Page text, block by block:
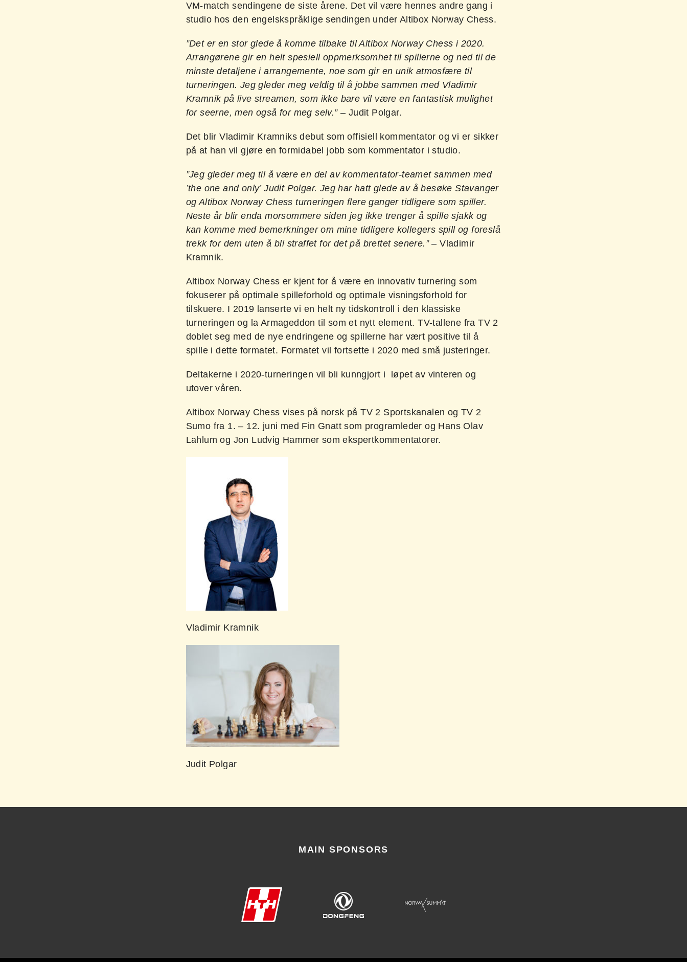
VM-match sendingene de siste årene. Det vil være hennes andre gang i
studio hos den engelskspråklige sendingen under Altibox Norway Chess.
”Det er en stor glede å komme tilbake til Altibox Norway Chess i 2020.
Arrangørene gir en helt spesiell oppmerksomhet til spillerne og ned til de
minste detaljene i arrangemente, noe som gir en unik atmosfære til
turneringen. Jeg gleder meg veldig til å jobbe sammen med Vladimir
Kramnik på live streamen, som ikke bare vil være en fantastisk mulighet
for seerne, men også for meg selv.”– Judit Polgar.
Det blir Vladimir Kramniks debut som offisiell kommentator og vi er sikker
på at han vil gjøre en formidabel jobb som kommentator i studio.
”Jeg gleder meg til å være en del av kommentator-teamet sammen med
’the one and only’ Judit Polgar. Jeg har hatt glede av å besøke Stavanger
og Altibox Norway Chess turneringen flere ganger tidligere som spiller.
Neste år blir enda morsommere siden jeg ikke trenger å spille sjakk og
kan komme med bemerkninger om mine tidligere kollegers spill og foreslå
trekk for dem uten å bli straffet for det på brettet senere.”– Vladimir
Kramnik.
Altibox Norway Chess er kjent for å være en innovativ turnering som
fokuserer på optimale spilleforhold og optimale visningsforhold for
tilskuere. I 2019 lanserte vi en helt ny tidskontroll i den klassiske
turneringen og la Armageddon til som et nytt element. TV-tallene fra TV 2
doblet seg med de nye endringene og spillerne har vært positive til å
spille i dette formatet. Formatet vil fortsette i 2020 med små justeringer.
Deltakerne i 2020-turneringen vil bli kunngjort i løpet av vinteren og
utover våren.
Altibox Norway Chess vises på norsk på TV 2 Sportskanalen og TV 2
Sumo fra 1. – 12. juni med Fin Gnatt som programleder og Hans Olav
Lahlum og Jon Ludvig Hammer som ekspertkommentatorer.
Vladimir Kramnik
Judit Polgar
MAIN SPONSORS